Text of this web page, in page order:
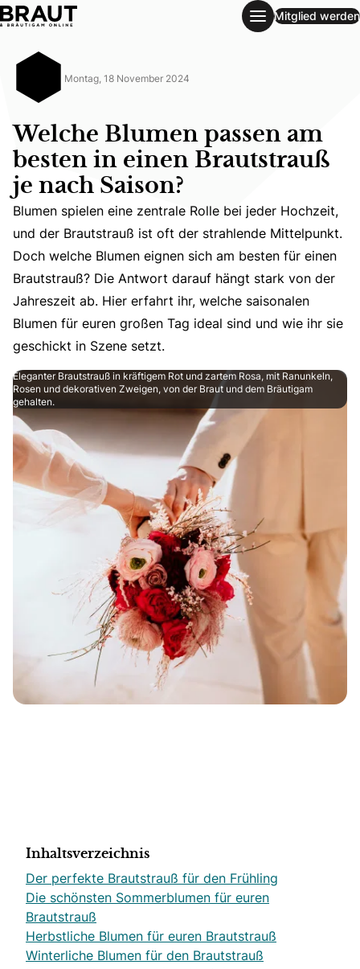
Welche Blumen passen am besten in einen Brautstrauß je
Mitglied werden
Montag, 18 November 2024
Welche Blumen passen am
besten in einen Brautstrauß
je nach Saison?
Blumen spielen eine zentrale Rolle bei jeder Hochzeit,
Blumen spielen eine zentrale Rolle bei jeder Hochzeit,
und der Brautstrauß ist oft der strahlende Mittelpunkt.
Doch welche Blumen eignen sich am besten für einen
Brautstrauß? Die Antwort darauf hängt stark von der
Jahreszeit ab. Hier erfahrt ihr, welche saisonalen
Blumen für euren großen Tag ideal sind und wie ihr sie
geschickt in Szene setzt.
Eleganter Brautstrauß in kräftigem Rot und zartem Rosa, mit Ranunkeln,
Rosen und dekorativen Zweigen, von der Braut und dem Bräutigam
gehalten.
Inhaltsverzeichnis
Der perfekte Brautstrauß für den Frühling
Die schönsten Sommerblumen für euren
Brautstrauß
Herbstliche Blumen für euren Brautstrauß
Winterliche Blumen für den Brautstrauß